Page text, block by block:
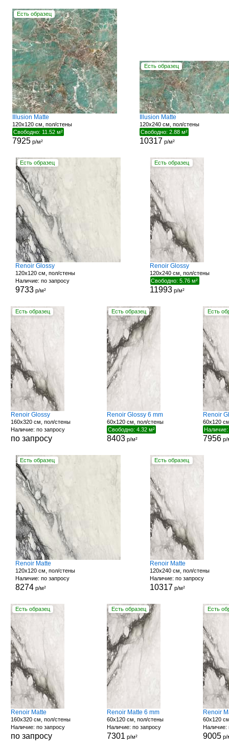
Есть образец
Illusion Matte
120x120 см, пол/стены
Свободно: 11.52 м²
7925р/м²
Есть образец
Illusion Matte
120x240 см, пол/стены
Свободно: 2.88 м²
10317 р/м²
Есть образец
Renoir Glossy
120x120 см, пол/стены
Наличие: по запросу
9733 р/м²
Есть образец
Renoir Glossy
120x240 см, пол/стены
Свободно: 5.76 м²
11993 р/м²
Есть образец
Renoir Glossy
160x320 см, пол/стены
Наличие: по запросу
по запросу
Есть образец
Renoir Glossy 6 mm
60x120 см, пол/стены
Свободно: 4.32 м²
8403 р/м²
Есть
Renoir
60x120
7956 р/
Есть образец
Renoir Matte
120x120 см, пол/стены
Наличие: по запросу
8274 р/м²
Есть образец
Renoir Matte
120x240 см, пол/стены
Наличие: по запросу
10317 р/м²
Есть образец
Renoir Matte
160x320 см, пол/стены
Наличие: по запросу
по запросу
Есть образец
Renoir Matte 6 mm
60x120 см, пол/стены
Наличие: по запросу
7301 р/м²
Есть
Renoir
60x120
Наличие:
9005 р/